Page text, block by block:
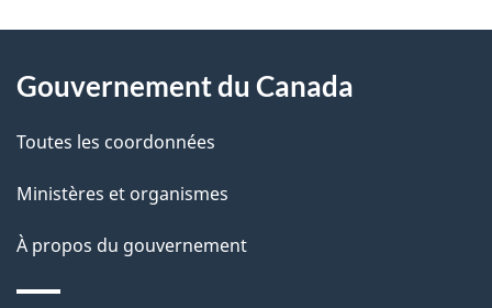
l
s
l
a
o
t
e
r
é
t
r
propos
de
ce
site
Gouvernement du Canada
Toutes les coordonnées
Ministères et organismes
À propos du gouvernement